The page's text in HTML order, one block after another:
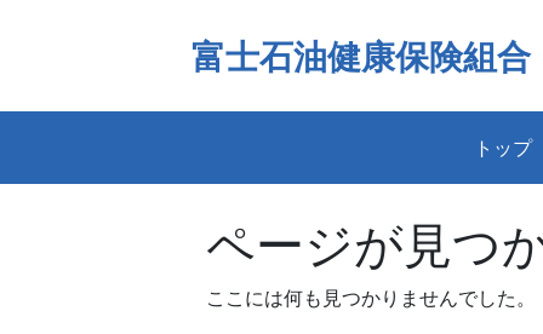
富士石油健康保険組合
トップ
ページが見つ
ここには何も見つかりませんでした。